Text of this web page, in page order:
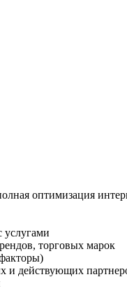
оптимизация
услугами
торговых марок
действующих